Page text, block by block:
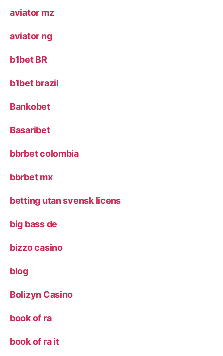
aviator mz
aviator ng
b1bet BR
b1bet brazil
Bankobet
Basaribet
bbrbet colombia
bbrbet mx
betting utan svensk licens
big bass de
bizzo casino
blog
Bolizyn Casino
book of ra
book of ra it